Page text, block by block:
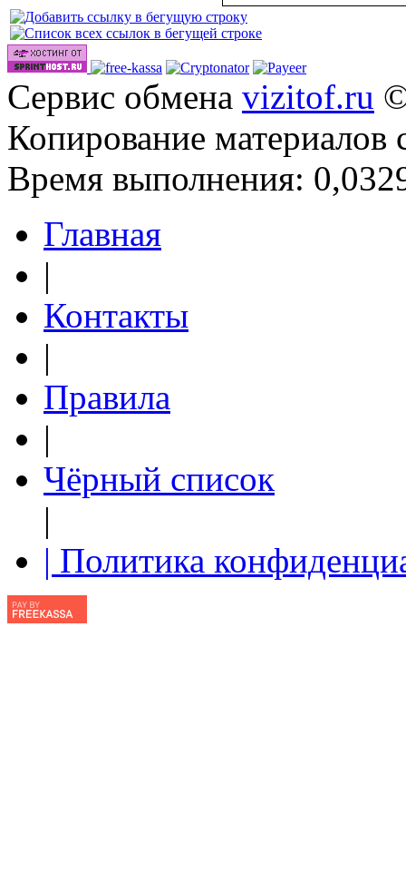
Сервис обмена vizitof.ru
Копирование материалов
Время выполнения:
Главная
|
Контакты
|
Правила
|
Чёрный список
|
| Политика